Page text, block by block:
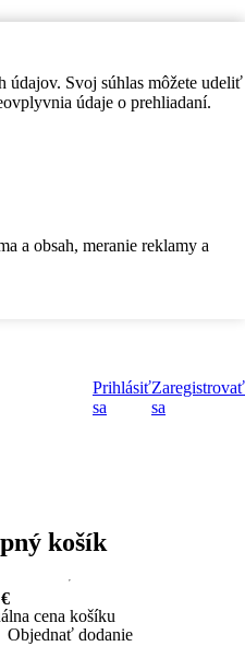
údajov. Svoj súhlas môžete udeliť
údaje o prehliadaní.
a obsah, meranie reklamy a
Prihlásiť
sa
Zaregistrovať
sa
košík
€Aktuálna cena košíku
cena košíku
Objednať dodanie